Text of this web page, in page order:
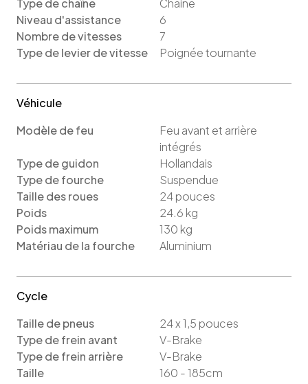
Type de chaîne
Chaine
Niveau d'assistance
6
Nombre de vitesses
7
Type de levier de vitesse
Poignée tournante
Véhicule
Modèle de feu
Feu avant et arrière
intégrés
Type de guidon
Hollandais
Type de fourche
Suspendue
Taille des roues
24pouces
Poids
24.6 kg
Poids maximum
130 kg
Matériau de la fourche
Aluminium
Cycle
Taille de pneus
24 x 1,5 pouces
Type de frein avant
V-Brake
Type de frein arrière
V-Brake
Taille
160 - 185cm